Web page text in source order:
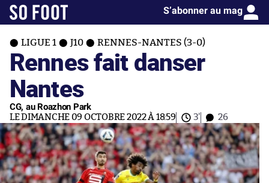
S’abonner au mag
LIGUE 1 J10 RENNES-NANTES (3-0)
Rennes fait danser
Nantes
CG, au Roazhon Park
LE DIMANCHE 09 OCTOBRE 2022 À 18:59 3' 26